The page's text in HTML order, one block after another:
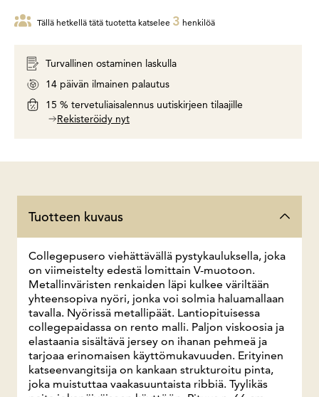
Tällä hetkellä tätä tuotetta katselee 3 henkilöä
Turvallinen ostaminen laskulla
14 päivän ilmainen palautus
15 % tervetuliaisalennus uutiskirjeen tilaajille
Rekisteröidy nyt
Tuotteen kuvaus
Collegepusero viehättävällä pystykauluksella, joka
on viimeistelty edestä lomittain V-muotoon.
Metallinväristen renkaiden läpi kulkee väriltään
yhteensopiva nyöri, jonka voi solmia haluamallaan
tavalla. Nyörissä metallipäät. Lantiopituisessa
collegepaidassa on rento malli. Paljon viskoosia ja
elastaania sisältävä jersey on ihanan pehmeä ja
tarjoaa erinomaisen käyttömukavuuden. Erityinen
katseenvangitsija on kankaan strukturoitu pinta,
joka muistuttaa vaakasuuntaista ribbiä. Tyylikäs